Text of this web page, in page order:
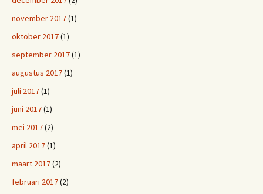
november 2017(1)
oktober 2017(1)
september 2017(1)
augustus 2017(1)
juli 2017(1)
juni 2017(1)
mei 2017(2)
april 2017(1)
maart 2017(2)
februari 2017(2)